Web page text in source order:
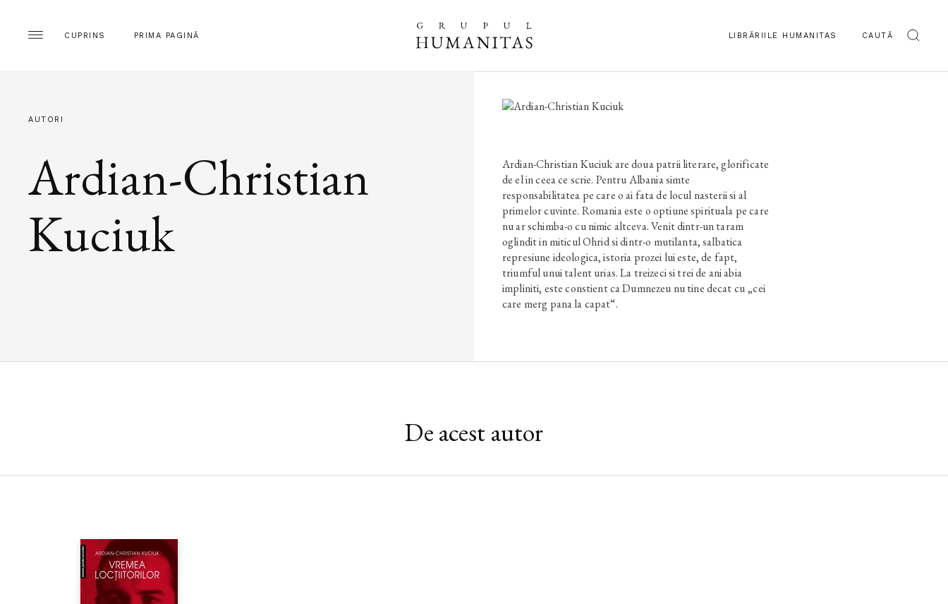
CUPRINS PRIMA PAGINĂ LIBRĂRIILE HUMANITAS CAUTĂ
AUTORI
Ardian-Christian
Kuciuk
Ardian-Christian Kuciuk are doua patrii literare, glorificate
de el in ceea ce scrie. Pentru Albania simte
responsabilitatea pe care o ai fata de locul nasterii si al
primelor cuvinte. Romania este o optiune spirituala pe care
nu ar schimba-o cu nimic altceva. Venit dintr-un taram
oglindit in miticul Ohrid si dintr-o mutilanta, salbatica
represiune ideologica, istoria prozei lui este, de fapt,
triumful unui talent urias. La treizeci si trei de ani abia
impliniti, este constient ca Dumnezeu nu tine decat cu „cei
care merg pana la capat“.
De acest autor